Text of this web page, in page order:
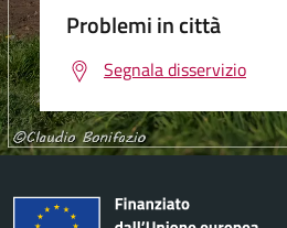
Problemi in città
Segnala disservizio